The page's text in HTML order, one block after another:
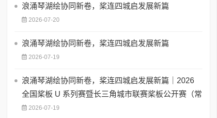
浪涌琴湖绘协同新卷，桨连四城启发展新篇
2026-07-20
浪涌琴湖绘协同新卷，桨连四城启发展新篇
2026-07-19
浪涌琴湖绘协同新卷，桨连四城启发展新篇｜2026
全国桨板 U 系列赛暨长三角城市联赛桨板公开赛（常
2026-07-19